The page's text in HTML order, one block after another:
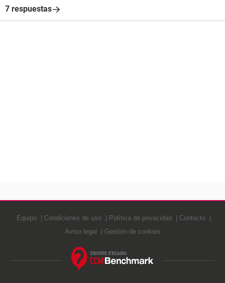
7 respuestas
Equipo Condiciones de uso Política de privacidad
Contacto
Aviso legal
Gestión de cookies